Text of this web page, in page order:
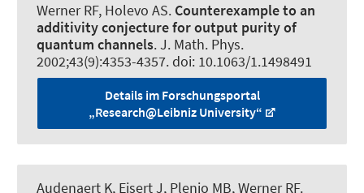
Werner RF, Holevo AS. Counterexample to an
additivity conjecture for output purity of
quantum channels.J. Math. Phys.
2002;43(9):4353-4357. doi: 10.1063/1.1498491
Details im Forschungsportal
„Research@Leibniz University“
Audenaert K, Eisert J, Plenio MB, Werner RF.